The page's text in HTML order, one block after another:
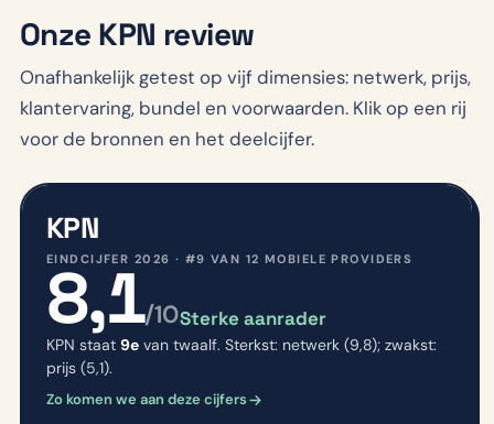
Onze KPN review
Onafhankelijk getest op vijf dimensies: netwerk, prijs,
klantervaring, bundel en voorwaarden. Klik op een rij
voor de bronnen en het deelcijfer.
KPN
EINDCIJFER 2026 · #9 VAN 12 MOBIELE PROVIDERS
8,1/10Sterke aanrader
KPN staat 9e van twaalf. Sterkst: netwerk (9,8); zwakst:
prijs (5,1).
Zo komen we aan deze cijfers